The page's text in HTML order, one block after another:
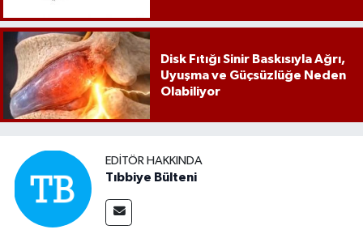
Disk Fıtığı Sinir Baskısıyla Ağrı,
Uyuşma ve Güçsüzlüğe Neden
Olabiliyor
EDITÖR HAKKINDA
Tıbbiye Bülteni